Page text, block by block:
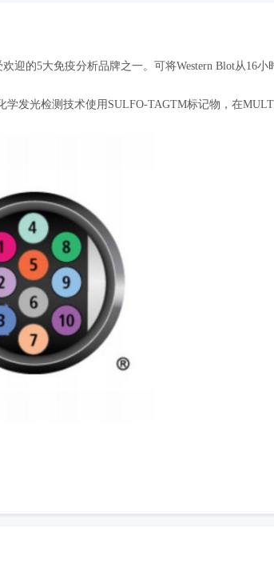
迎的5大免疫分析品牌之一。可将Western Blot从16小
发光检测技术使用SULFO-TAGTM标记物，在